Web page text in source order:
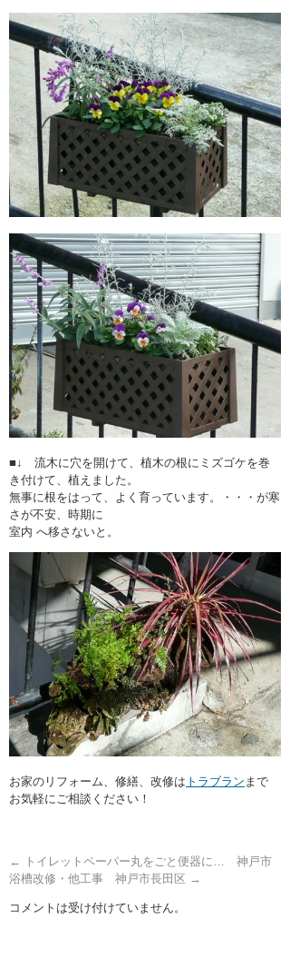
■↓ 流木に穴を開けて、植木の根にミズゴケを巻
き付けて、植えました。
無事に根をはって、よく育っています。・・・が寒
さが不安、時期に
室内 へ移さないと。
お家のリフォーム、修繕、改修は トラブラン まで
お気軽にご相談ください！
←
トイレットペーパー丸をごと便器に… 神戸市
浴槽改修・他工事 神戸市長田区 →
コメントは受け付けていません。